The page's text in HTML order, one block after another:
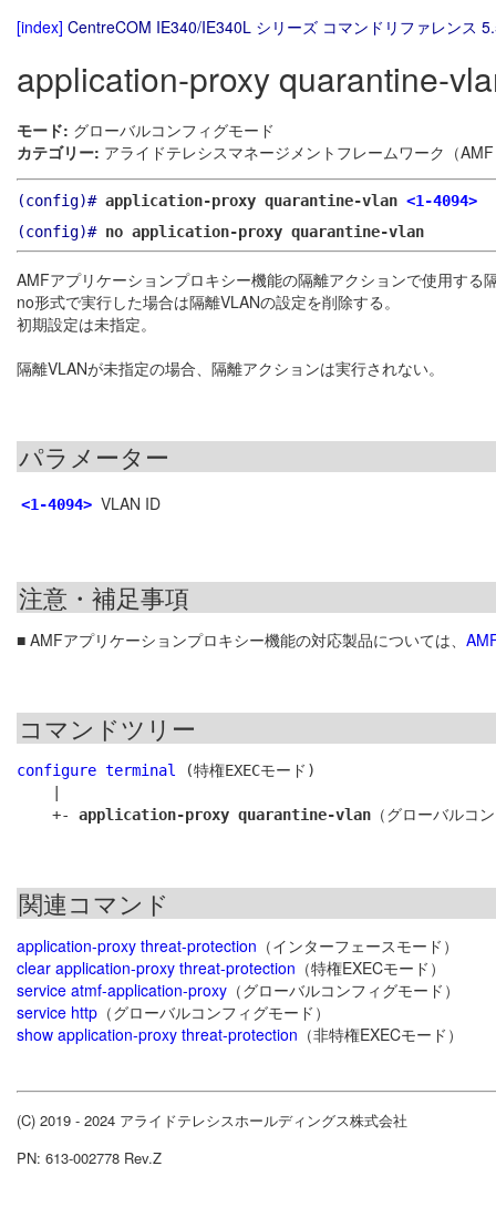
[index] CentreCOM IE340/IE340L シリーズ コマンドリファレンス
application-proxy quarantine-
モード: グローバルコンフィグモード
カテゴリー: アライドテレシスマネージメントフレームワーク（
(config)# application-proxy quarantine-vlan <1-4094>
(config)# no application-proxy quarantine-vlan
AMFアプリケーションプロキシー機能の隔離アクションで使用する
no形式で実行した場合は隔離VLANの設定を削除する。
初期設定は未指定。
隔離VLANが未指定の場合、隔離アクションは実行されない。
パラメーター
<1-4094> VLAN ID
注意・補足事項
■ AMFアプリケーションプロキシー機能の対応製品については、
コマンドツリー
configure terminal
(特権EXECモード)
    +-
application-proxy quarantine-vlan
関連コマンド
application-proxy threat-protection （インターフェースモード）
clear application-proxy threat-protection （特権EXECモード）
service atmf-application-proxy （グローバルコンフィグモード）
service http （グローバルコンフィグモード）
show application-proxy threat-protection （非特権EXECモード）
(C) 2019 - 2024 アライドテレシスホールディングス株式会社
PN: 613-002778 Rev.Z